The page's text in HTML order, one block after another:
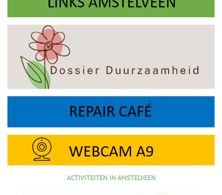
ACTIVITEITEN IN AMSTELVEEN